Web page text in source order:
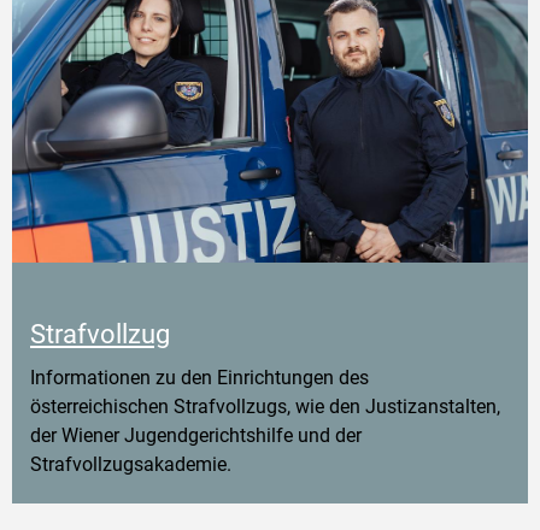
Strafvollzug
Informationen zu den Einrichtungen des
österreichischen Strafvollzugs, wie den Justizanstalten,
der Wiener Jugendgerichtshilfe und der
Strafvollzugsakademie.